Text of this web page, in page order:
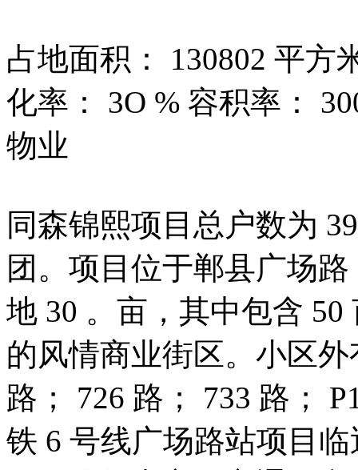
占地面积： 130802 平方
化率： 3O % 容积率：
物业
同森锦熙项目总户数为
团。项目位于郸县广场
地 30 。亩，其中包含
的风情商业街区。小区
路； 726 路； 733 路；
铁 6 号线广场路站项目